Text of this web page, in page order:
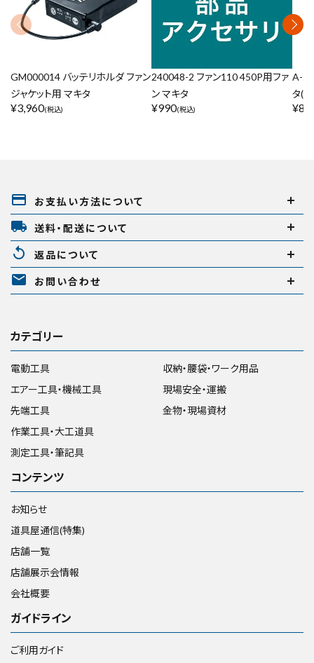
GM000014 バッテリホルダ ファン
ジャケット用 マキタ
¥3,960(税込)
240048-2 ファン110 450P用ファ
ン マキタ
¥990(税込)
A-
タ
¥
payment お支払い方法について
local_shipping 送料・配送について
replay 返品について
mail お問い合わせ
カテゴリー
電動工具
エアー工具・機械工具
先端工具
作業工具・大工道具
測定工具・筆記具
収納・腰袋・ワーク用品
現場安全・運搬
金物・現場資材
コンテンツ
お知らせ
道具屋通信(特集)
店舗一覧
店舗展示会情報
会社概要
ガイドライン
ご利用ガイド